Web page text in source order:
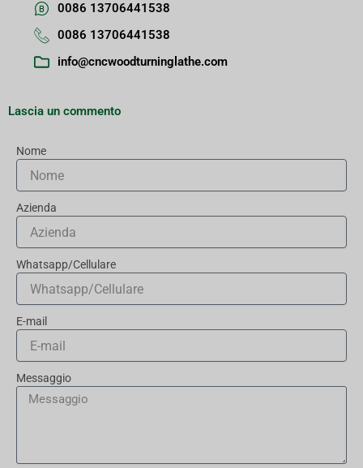
0086 13706441538
0086 13706441538
info@cncwoodturninglathe.com
Lascia un commento
Nome
Azienda
Whatsapp/Cellulare
E-mail
Messaggio